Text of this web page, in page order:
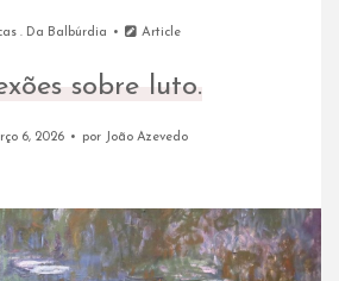
. Da Balbúrdia Article
sobre luto.
6, 2026 por João Azevedo